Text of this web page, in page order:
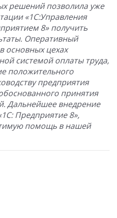
решений позволила уже
«1С:Управления
8» получить
Оперативный
основных цехах
системой оплаты труда,
положительного
предприятия
принятия
Дальнейшее внедрение
Предприятие 8»,
помощь в нашей